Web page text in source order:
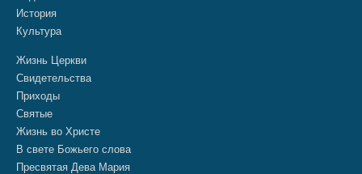
История
Культура
Жизнь Церкви
Свидетельства
Приходы
Святые
Жизнь во Христе
В свете Божьего слова
Пресвятая Дева Мария